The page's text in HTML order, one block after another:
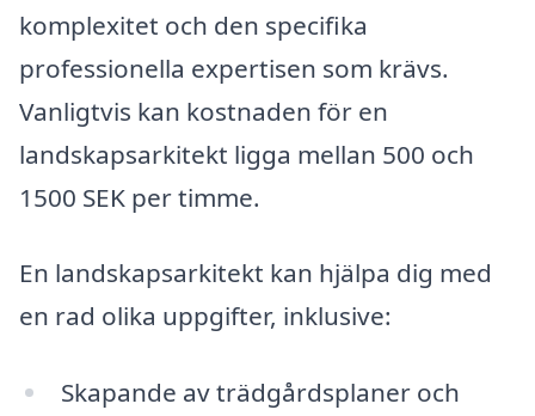
komplexitet och den specifika
professionella expertisen som krävs.
Vanligtvis kan kostnaden för en
landskapsarkitekt ligga mellan 500 och
1500 SEK per timme.
En landskapsarkitekt kan hjälpa dig med
en rad olika uppgifter, inklusive:
Skapande av trädgårdsplaner och